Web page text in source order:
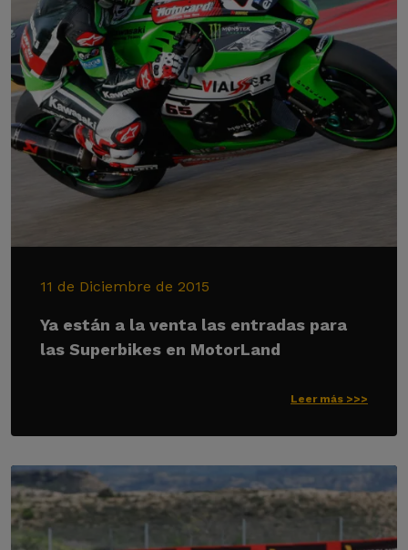
11 de Diciembre de 2015
Ya están a la venta las entradas para
las Superbikes en MotorLand
Leer más >>>